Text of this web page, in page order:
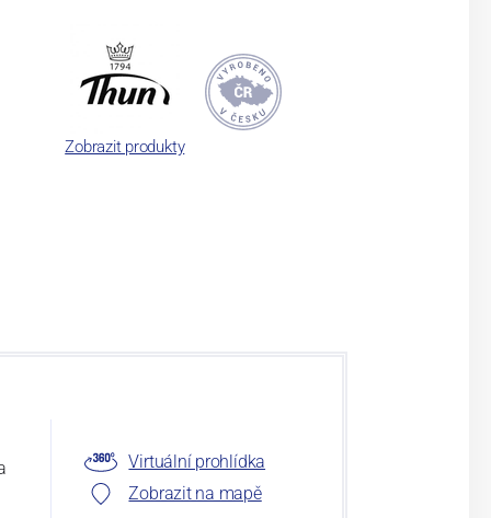
Zobrazit produkty
Virtuální prohlídka
Zobrazit na mapě